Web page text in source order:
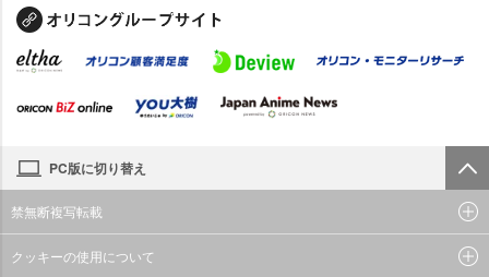
PC版に切り替え
禁無断複写転載
クッキーの使用について